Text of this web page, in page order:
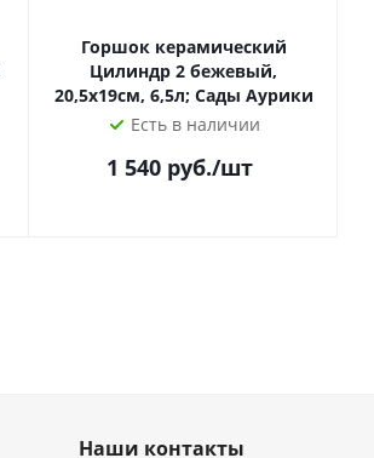
Горшок керамический
Цилиндр 2 бежевый,
20,5х19см, 6,5л; Сады Аурики
Есть в наличии
1 540руб./шт
Наши контакты